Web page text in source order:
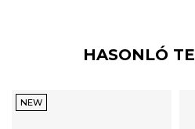
HASONLÓ
NEW